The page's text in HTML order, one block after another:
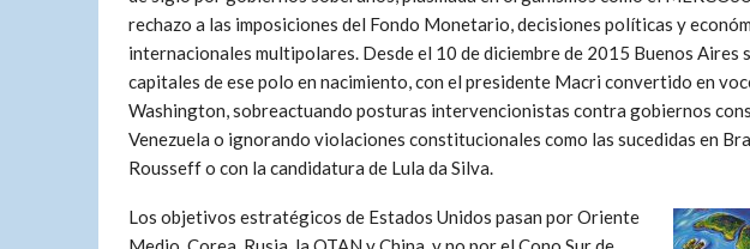
rechazo a las imposiciones del Fondo Monetario, decisiones políticas y
internacionales multipolares. Desde el 10 de diciembre de 2015 Buenos Aires
capitales de ese polo en nacimiento, con el presidente Macri convertido en
Washington, sobreactuando posturas intervencionistas contra gobiernos
Venezuela o ignorando violaciones constitucionales como las sucedidas en
Rousseff o con la candidatura de Lula da Silva.
Los objetivos estratégicos de Estados Unidos pasan por Oriente